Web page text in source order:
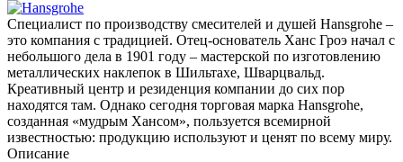
Специалист по производству смесителей и душей Hansgrohe –
это компания с традицией. Отец-основатель Ханс Гроэ начал с
небольшого дела в 1901 году – мастерской по изготовлению
металлических наклепок в Шильтахе, Шварцвальд.
Креативный центр и резиденция компании до сих пор
находятся там. Однако сегодня торговая марка Hansgrohe,
созданная «мудрым Хансом», пользуется всемирной
известностью: продукцию используют и ценят по всему миру.
Описание